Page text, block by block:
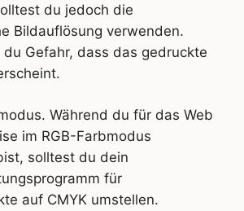
du jedoch die
Bildauflösung verwenden.
Gefahr, dass das gedruckte
Während du für das Web
im RGB-Farbmodus
solltest du dein
für
auf CMYK umstellen.